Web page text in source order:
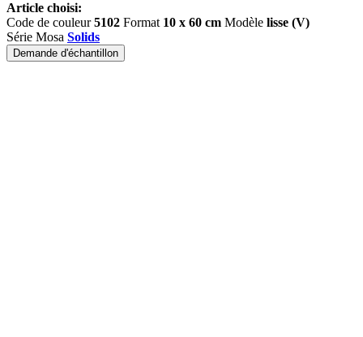
Article choisi:
Code de couleur5102 Format 10 x 60 cm Modèle lisse (V)
Série Mosa Solids
Demande d'échantillon